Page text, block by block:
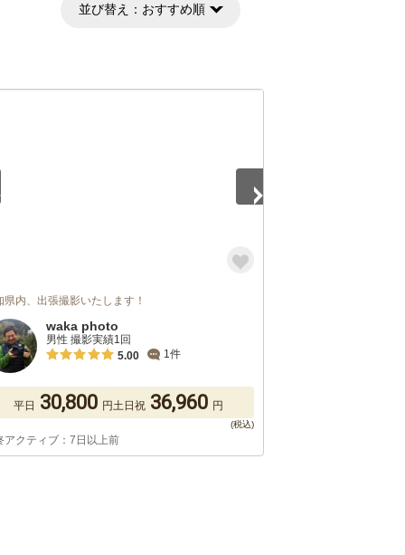
並び替え： おすすめ順
県内、出張撮影いたします！
waka photo
男性 撮影実績1回
5.00
1件
平日 30,800 円土日祝 36,960 円
アクティブ：7日以上前